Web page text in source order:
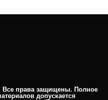
Все права защищены. Полное
допускается